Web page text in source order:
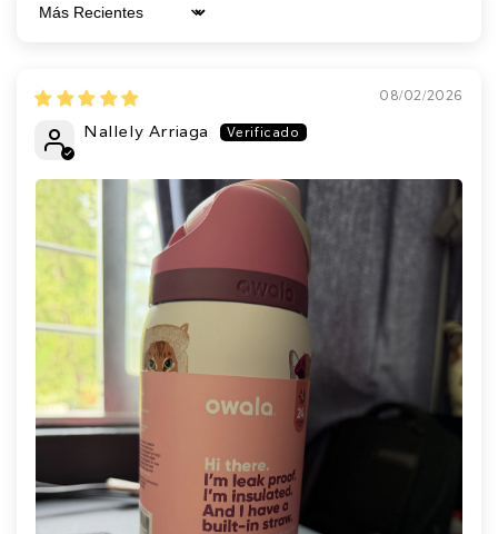
Sort by
08/02/2026
Nallely Arriaga